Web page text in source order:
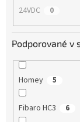
24VDC 0
Podporované v
Homey 5
Fibaro HC3 6